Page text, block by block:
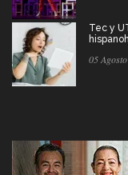
Tec y
05